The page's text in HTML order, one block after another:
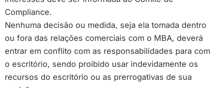
Compliance.
Nenhuma decisão ou medida, seja ela tomada dentro
ou fora das relações comerciais com o MBA, deverá
entrar em conflito com as responsabilidades para com
o escritório, sendo proibido usar indevidamente os
recursos do escritório ou as prerrogativas de sua